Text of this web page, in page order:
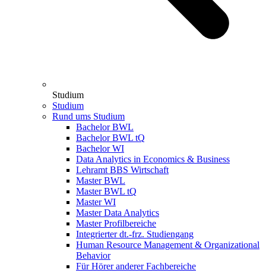
Studium
Studium
Rund ums Studium
Bachelor BWL
Bachelor BWL tQ
Bachelor WI
Data Analytics in Economics & Business
Lehramt BBS Wirtschaft
Master BWL
Master BWL tQ
Master WI
Master Data Analytics
Master Profilbereiche
Integrierter dt.-frz. Studiengang
Human Resource Management & Organizational
Behavior
Für Hörer anderer Fachbereiche